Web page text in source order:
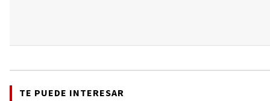
TE PUEDE INTERESAR